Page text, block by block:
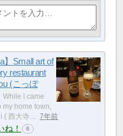
】Small art of
restaurant
(こっぽ
While I came
my home town,
( 西大寺…
7年前
ね！ 6